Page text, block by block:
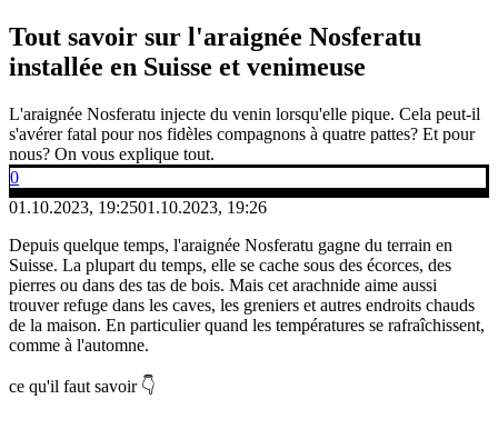
Tout savoir sur l'araignée Nosferatu
installée en Suisse et venimeuse
L'araignée Nosferatu injecte du venin lorsqu'elle pique. Cela peut-il
s'avérer fatal pour nos fidèles compagnons à quatre pattes? Et pour
nous? On vous explique tout.
0
01.10.2023, 19:2501.10.2023, 19:26
Depuis quelque temps, l'araignée Nosferatu gagne du terrain en
Suisse. La plupart du temps, elle se cache sous des écorces, des
pierres ou dans des tas de bois. Mais cet arachnide aime aussi
trouver refuge dans les caves, les greniers et autres endroits chauds
de la maison. En particulier quand les températures se rafraîchissent,
comme à l'automne.
ce qu'il faut savoir 👇